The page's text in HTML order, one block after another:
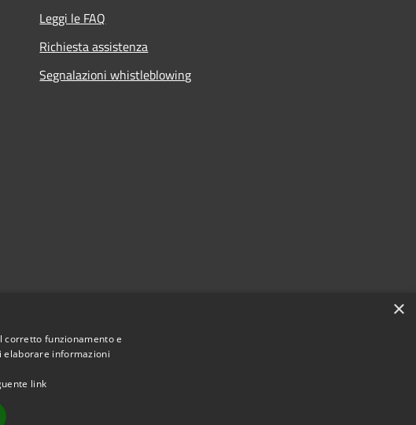
Leggi le FAQ
Richiesta assistenza
Segnalazioni whistleblowing
×
corretto funzionamento e
elaborare informazioni
link